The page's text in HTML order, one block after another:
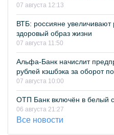
07 августа 12:13
ВТБ: россияне увеличивают
здоровый образ жизни
07 августа 11:50
Альфа-Банк начислит
рублей кэшбэка за оборот
07 августа 10:00
ОТП Банк включён в белый
06 августа 21:27
Все новости